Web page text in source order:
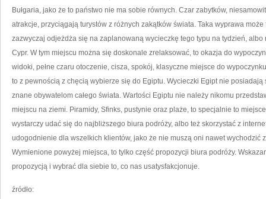
Bułgaria, jako że to państwo nie ma sobie równych. Czar zabytków,
atrakcje, przyciągają turystów z różnych zakątków świata. Taka wyprawa
zazwyczaj odjeżdża się na zaplanowaną wycieczkę tego typu na tydzień,
Cypr. W tym miejscu można się doskonale zrelaksować, to okazja do
widoki, pełne czaru otoczenie, cisza, spokój, klasyczne miejsce do
to z pewnością z chęcią wybierze się do Egiptu. Wycieczki Egipt nie
znane obywatelom całego świata. Wartości Egiptu nie należy nikomu
miejscu na ziemi. Piramidy, Sfinks, pustynie oraz plaże, to specjalnie to
wystarczy udać się do najbliższego biura podróży, albo też skorzystać z
udogodnienie dla wszelkich klientów, jako że nie muszą oni nawet wychodzić
Wymienione powyżej miejsca, to tylko część propozycji biura podróży.
propozycją i wybrać dla siebie to, co nas usatysfakcjonuje.
źródło: